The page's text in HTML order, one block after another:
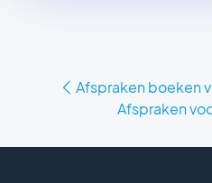
Afspraken boeken
Afspraken